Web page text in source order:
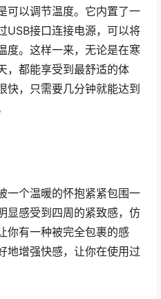
可以调节温度。它内置了一
USB接口连接电源，可以将
度。这样一来，无论是在寒
，都能享受到最舒适的体
快，只需要几分钟就能达到
一个温暖的怀抱紧紧包围一
显感受到四周的紧致感，仿
你有一种被完全包裹的感
地增强快感，让你在使用过